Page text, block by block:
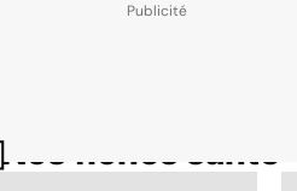
Nos fiches santé